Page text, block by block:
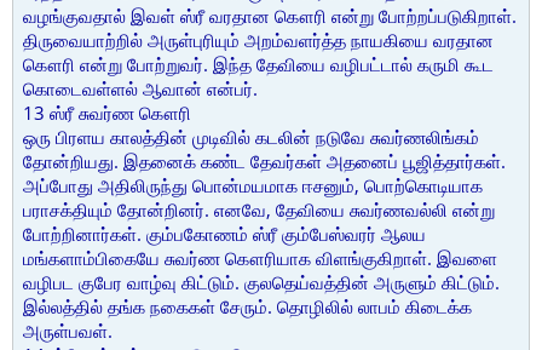
வழங்குவதால் இவள் ஸ்ரீ வரதான கௌரி என்று போற்றப்படுகிறாள்.
திருவையாற்றில் அருள்புரியும் அறம்வளர்த்த நாயகியை வரதான
கௌரி என்று போற்றுவர். இந்த தேவியை வழிபட்டால் கருமி கூட
கொடைவள்ளல் ஆவான் என்பர்.
13 ஸ்ரீ சுவர்ண கௌரி
ஒரு பிரளய காலத்தின் முடிவில் கடலின் நடுவே சுவர்ணலிங்கம்
தோன்றியது. இதனைக் கண்ட தேவர்கள் அதனைப் பூஜித்தார்கள்.
அப்போது அதிலிருந்து பொன்மயமாக ஈசனும், பொற்கொடியாக
பராசக்தியும் தோன்றினர். எனவே, தேவியை சுவர்ணவல்லி என்று
போற்றினார்கள். கும்பகோணம் ஸ்ரீ கும்பேஸ்வரர் ஆலய
மங்களாம்பிகையே சுவர்ண கௌரியாக விளங்குகிறாள். இவளை
வழிபட குபேர வாழ்வு கிட்டும். குலதெய்வத்தின் அருளும் கிட்டும்.
இல்லத்தில் தங்க நகைகள் சேரும். தொழிலில் லாபம் கிடைக்க
அருள்பவள்.